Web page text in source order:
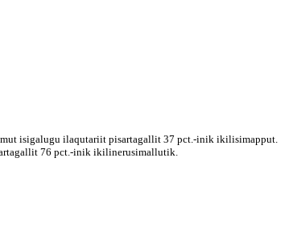
isigalugu ilaqutariit pisartagallit 37 pct.-inik ikilisimapput.
76 pct.-inik ikilinerusimallutik.